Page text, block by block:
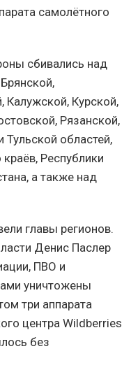
самолётного
сбивались над
Калужской, Курской,
Рязанской,
областей,
Республики
а также над
главы регионов.
Денис Паслер
ПВО и
уничтожены
три аппарата
центра Wildberries
без